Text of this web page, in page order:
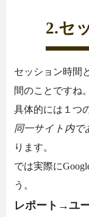
2.セ
セッション時間
間のことですね。
具体的には１つ
同一サイト内で
ります。
では実際に
う。
レポート→ユ